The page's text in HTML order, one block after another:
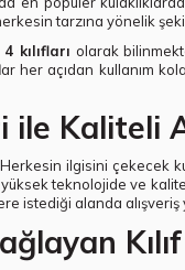
tarzına yönelik
kılıfları olarak
açıdan kullanım
ile Kaliteli
ilgisini çekecek
yüksek teknolojide ve
istediği alanda alışveriş